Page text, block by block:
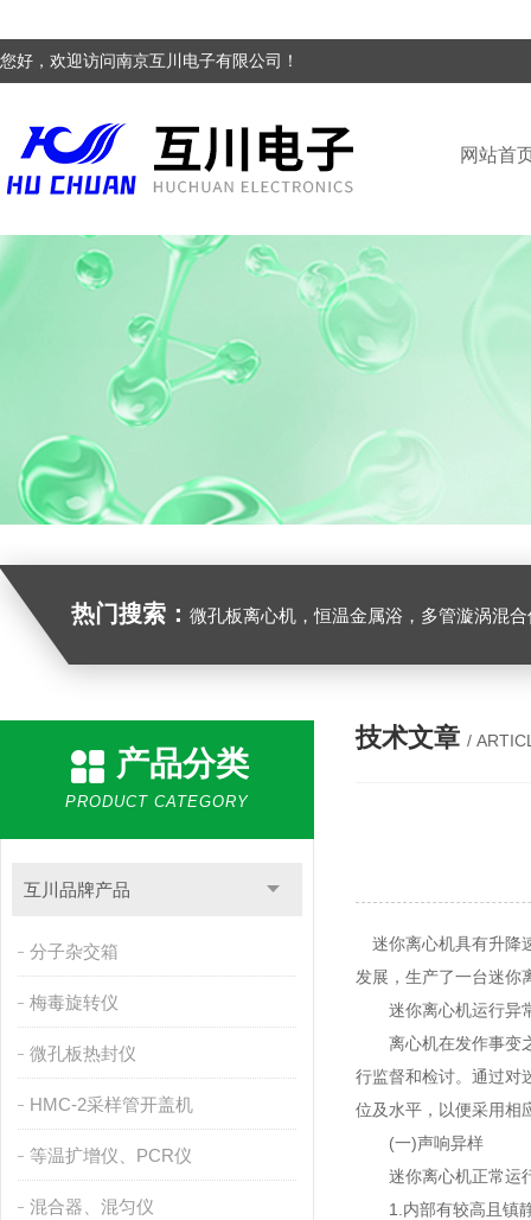
您好，欢迎访问南京互川电子有限公司！
网站首
热门搜索： 微孔板离心机，恒温金属浴，多管漩涡混合仪，梅毒旋转仪,红外线灭菌器，微孔板恒温振荡器，恒温混匀仪，水平摇床，牛奶抗生素恒
产品分类
PRODUCT CATEGORY
互川品牌产品
分子杂交箱
梅毒旋转仪
微孔板热封仪
HMC-2采样管开盖机
等温扩增仪、PCR仪
混合器、混匀仪
技术文章 /
迷你离心机具有升降
发展，生产了一台迷你
迷你离心机运行异
离心机在发作事变之
行监督和检讨。通过对
位及水平，以便采用相
(一)声响异样
迷你离心机正常运行
1.内部有较高且镇静